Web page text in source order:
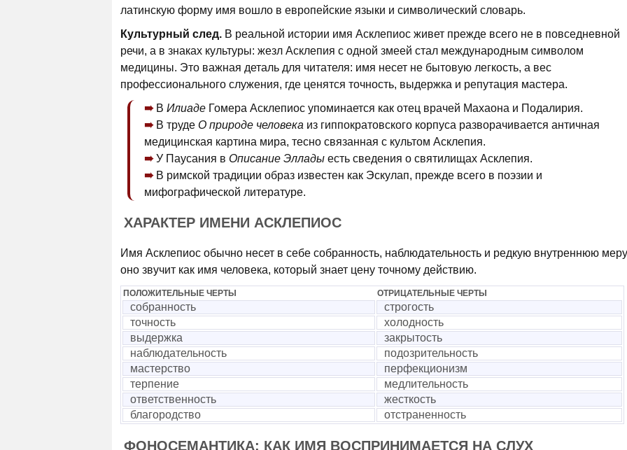
латинскую форму имя вошло в европейские языки и символический словарь.
Культурный след. В реальной истории имя Асклепиос живет прежде всего не в повседневной
речи, а в знаках культуры: жезл Асклепия с одной змеей стал международным символом
медицины. Это важная деталь для читателя: имя несет не бытовую легкость, а вес
профессионального служения, где ценятся точность, выдержка и репутация мастера.
В Илиаде Гомера Асклепиос упоминается как отец врачей Махаона и Подалирия.
В труде О природе человека из гиппократовского корпуса разворачивается античная
медицинская картина мира, тесно связанная с культом Асклепия.
У Паусания в Описание Эллады есть сведения о святилищах Асклепия.
В римской традиции образ известен как Эскулап, прежде всего в поэзии и
мифографической литературе.
ХАРАКТЕР ИМЕНИ АСКЛЕПИОС
Имя Асклепиос обычно несет в себе собранность, наблюдательность и редкую внутреннюю
оно звучит как имя человека, который знает цену точному действию.
ПОЛОЖИТЕЛЬНЫЕ ЧЕРТЫ ОТРИЦАТЕЛЬНЫЕ ЧЕРТЫ
собранность
строгость
точность
холодность
выдержка
закрытость
наблюдательность
подозрительность
мастерство
перфекционизм
терпение
медлительность
ответственность
жесткость
благородство
отстраненность
ФОНОСЕМАНТИКА: КАК ИМЯ ВОСПРИНИМАЕТСЯ НА СЛУХ